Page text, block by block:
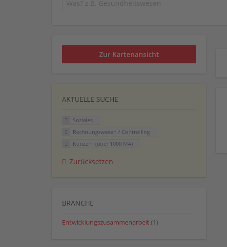
Zur Kartenansicht
AKTUELLE SUCHE
Soziales
Rechnungswesen / Controlling
Konzern (über 1000 MA)
Zurücksetzen
BRANCHE
Entwicklungszusammenarbeit (1)